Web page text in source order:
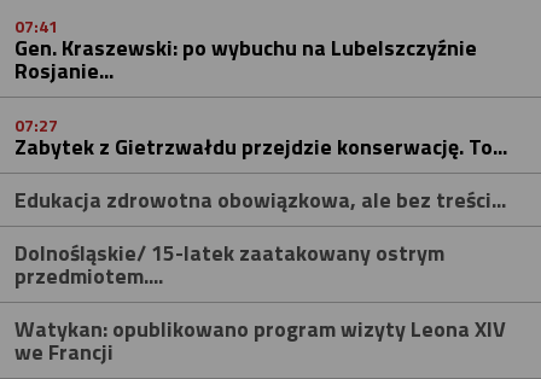
07:41
Gen. Kraszewski: po wybuchu na Lubelszczyźnie
Rosjanie...
07:27
Zabytek z Gietrzwałdu przejdzie konserwację. To...
Edukacja zdrowotna obowiązkowa, ale bez treści...
Dolnośląskie/ 15-latek zaatakowany ostrym
przedmiotem....
Watykan: opublikowano program wizyty Leona XIV
we Francji